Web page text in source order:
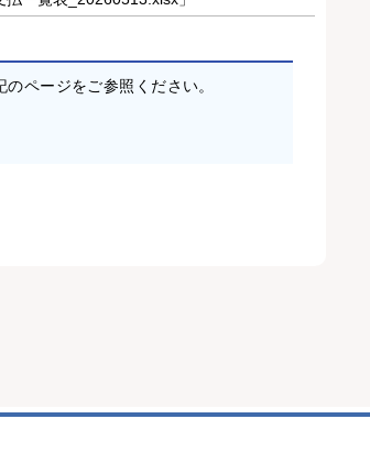
ページをご参照ください。